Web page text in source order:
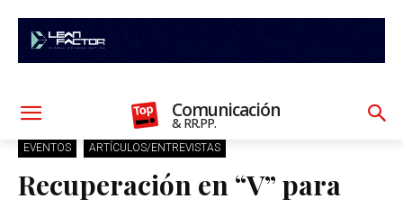
Comunicación
& RR.PP.
EVENTOS ARTÍCULOS/ENTREVISTAS
Recuperación en “V” para